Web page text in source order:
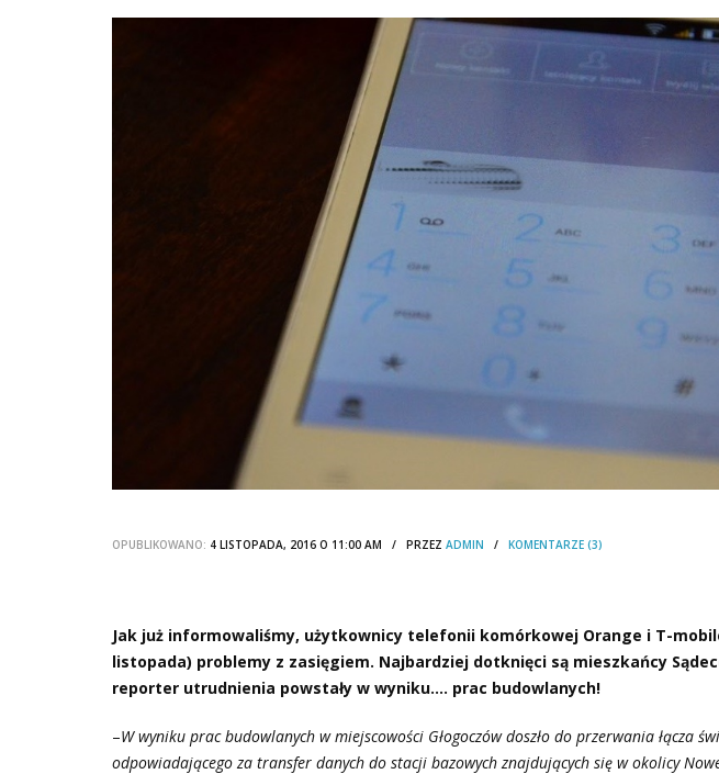
OPUBLIKOWANO: 4 LISTOPADA, 2016 O 11:00 AM / PRZEZ ADMIN / KOMENTARZE (3)
Jak już informowaliśmy, użytkownicy telefonii komórkowej Orange i T-
listopada) problemy z zasięgiem. Najbardziej dotknięci są mieszkańcy
reporter utrudnienia powstały w wyniku…. prac budowlanych!
–W wyniku prac budowlanych w miejscowości Głogoczów doszło do przerwania łącza
odpowiadającego za transfer danych do stacji bazowych znajdujących się w okolicy